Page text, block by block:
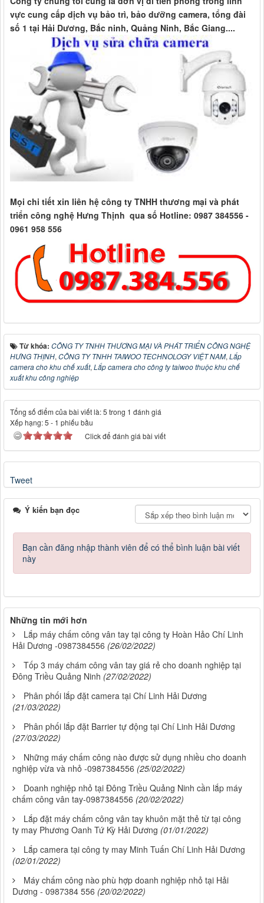
vực cung cấp dịch vụ bảo trì, bảo dưỡng camera, tổng đài
số 1 tại Hải Dương, Bắc ninh, Quảng Ninh, Bắc Giang....
Mọi chi tiết xin liên hệ công ty TNHH thương mại và phát
triển công nghệ Hưng Thịnh qua số Hotline: 0987 384556 -
0961 958 556
Từ khóa: CÔNG TY TNHH THƯƠNG MẠI VÀ PHÁT TRIỂN CÔNG NGHỆ
HƯNG THỊNH, CÔNG TY TNHH TAIWOO TECHNOLOGY VIỆT NAM, Lắp
camera cho khu chế xuất, Lắp camera cho công ty taiwoo thuộc khu chế
xuất khu công nghiệp
Tổng số điểm của bài viết là: 5 trong 1 đánh giá
Xếp hạng:5 - 1 phiếu bầu
Click để đánh giá bài viết
Tweet
Ý kiến bạn đọc
Bạn cần đăng nhập thành viên để có thể bình luận bài viết
này
Những tin mới hơn
Lắp máy chấm công vân tay tại công ty Hoàn Hảo Chí Linh
Hải Dương -0987384556 (26/02/2022)
Tốp 3 máy chám công vân tay giá rẻ cho doanh nghiệp tại
Đông Triều Quảng Ninh (27/02/2022)
Phân phối lắp đặt camera tại Chí Linh Hải Dương
(21/03/2022)
Phân phối lắp đặt Barrier tự động tại Chí Linh Hải Dương
(27/03/2022)
Những máy chấm công nào được sử dụng nhiều cho doanh
nghiệp vừa và nhỏ -0987384556 (25/02/2022)
Doanh nghiệp nhỏ tại Đông Triều Quảng Ninh cần lắp máy
chấm công vân tay-0987384556 (20/02/2022)
Lắp đặt máy chấm công vân tay khuôn mặt thẻ từ tại công
ty may Phương Oanh Tứ Kỳ Hải Dương (01/01/2022)
Lắp camera tại công ty may Minh Tuấn Chí Linh Hải Dương
(02/01/2022)
Máy chấm công nào phù hợp doanh nghiệp nhỏ tại Hải
Dương - 0987384 556 (20/02/2022)